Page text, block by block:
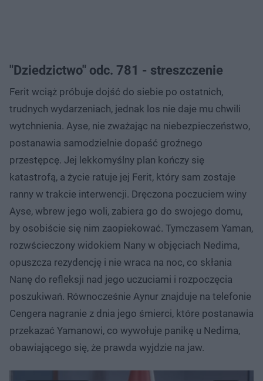
"Dziedzictwo" odc. 781 - streszczenie
Ferit wciąż próbuje dojść do siebie po ostatnich,
trudnych wydarzeniach, jednak los nie daje mu chwili
wytchnienia. Ayse, nie zważając na niebezpieczeństwo,
postanawia samodzielnie dopaść groźnego
przestępcę. Jej lekkomyślny plan kończy się
katastrofą, a życie ratuje jej Ferit, który sam zostaje
ranny w trakcie interwencji. Dręczona poczuciem winy
Ayse, wbrew jego woli, zabiera go do swojego domu,
by osobiście się nim zaopiekować. Tymczasem Yaman,
rozwścieczony widokiem Nany w objęciach Nedima,
opuszcza rezydencję i nie wraca na noc, co skłania
Nanę do refleksji nad jego uczuciami i rozpoczęcia
poszukiwań. Równocześnie Aynur znajduje na telefonie
Cengera nagranie z dnia jego śmierci, które postanawia
przekazać Yamanowi, co wywołuje panikę u Nedima,
obawiającego się, że prawda wyjdzie na jaw.